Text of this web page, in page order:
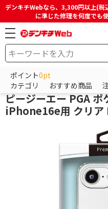
デンキチWebなら、3,300円以上(税
に準じた修理を何度でも
ポイント0pt
カテゴリ
おすすめ商品
HOME 商品一覧ページ
PGA
ピージーエー PGA
iPhone16e用 クリア